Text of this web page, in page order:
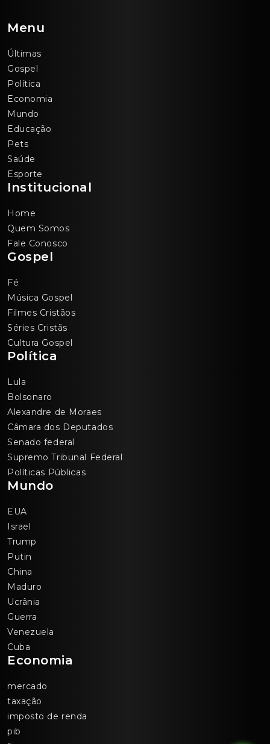
Menu
Últimas
Gospel
Política
Economia
Mundo
Educação
Pets
Saúde
Esporte
Institucional
Home
Quem Somos
Fale Conosco
Gospel
Fé
Música Gospel
Filmes Cristãos
Séries Cristãs
Cultura Gospel
Política
Lula
Bolsonaro
Alexandre de Moraes
Câmara dos Deputados
Senado federal
Supremo Tribunal Federal
Políticas Públicas
Mundo
EUA
Israel
Trump
Putin
China
Maduro
Ucrânia
Guerra
Venezuela
Cuba
Economia
mercado
taxação
imposto de renda
pib